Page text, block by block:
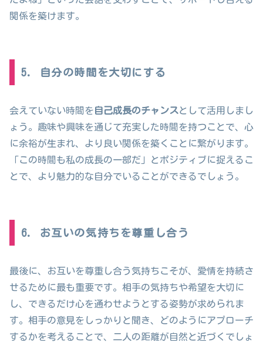
関係を築けます。
5. 自分の時間を大切にする
会えていない時間を自己成長のチャンスとして活用しまし
ょう。趣味や興味を通じて充実した時間を持つことで、心
に余裕が生まれ、より良い関係を築くことに繋がります。
「この時間も私の成長の一部だ」とポジティブに捉えるこ
とで、より魅力的な自分でいることができるでしょう。
6. お互いの気持ちを尊重し合う
最後に、お互いを尊重し合う気持ちこそが、愛情を持続さ
せるために最も重要です。相手の気持ちや希望を大切に
し、できるだけ心を通わせようとする姿勢が求められま
す。相手の意見をしっかりと聞き、どのようにアプローチ
するかを考えることで、二人の距離が自然と近づくでしょ